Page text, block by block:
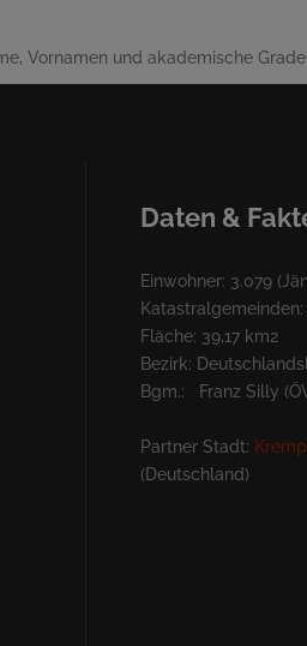
Vornamen und akademische Grade
Daten &
Einwohner: 3.079
Katastralgemeinden:
Fläche: 39,17 km2
Bezirk:
Bgm.: Franz Silly
Partner Stadt:
(Deutschland)